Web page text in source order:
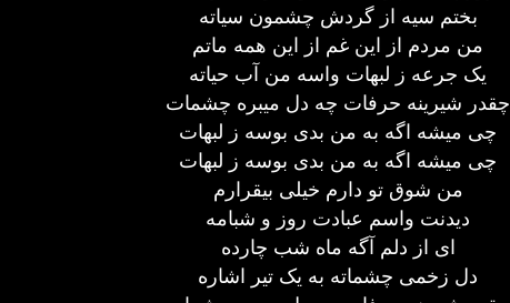
بختم سیه از گردش چشمون سیاته
من مردم از این غم از این همه ماتم
یک جرعه ز لبهات واسه من آب حیاته
چقدر شیرینه حرفات چه دل میبره چشمات
چی میشه اگه به من بدی بوسه ز لبهات
چی میشه اگه به من بدی بوسه ز لبهات
من شوق تو دارم خیلی بیقرارم
دیدنت واسم عبادت روز و شبامه
ای از دلم آگه ماه شب چارده
دل زخمی چشماته به یک تیر اشاره